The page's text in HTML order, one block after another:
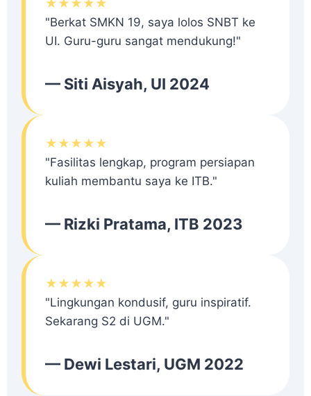
★★★★★
"Berkat SMKN 19, saya lolos SNBT ke
UI. Guru-guru sangat mendukung!"
— Siti Aisyah, UI 2024
★★★★★
"Fasilitas lengkap, program persiapan
kuliah membantu saya ke ITB."
— Rizki Pratama, ITB 2023
★★★★★
"Lingkungan kondusif, guru inspiratif.
Sekarang S2 di UGM."
— Dewi Lestari, UGM 2022